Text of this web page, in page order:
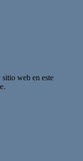
web en este